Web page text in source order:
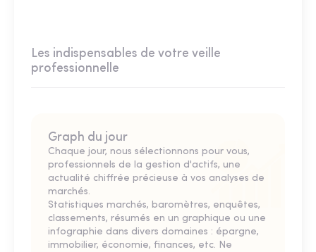
Les indispensables de votre veille
professionnelle
Graph du jour
Chaque jour, nous sélectionnons pour vous,
professionnels de la gestion d'actifs, une
actualité chiffrée précieuse à vos analyses de
marchés.
Statistiques marchés, baromètres, enquêtes,
classements, résumés en un graphique ou une
infographie dans divers domaines : épargne,
immobilier, économie, finances, etc. Ne